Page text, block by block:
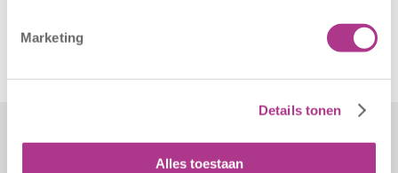
Marketing
Details tonen
Alles toestaan
Contact